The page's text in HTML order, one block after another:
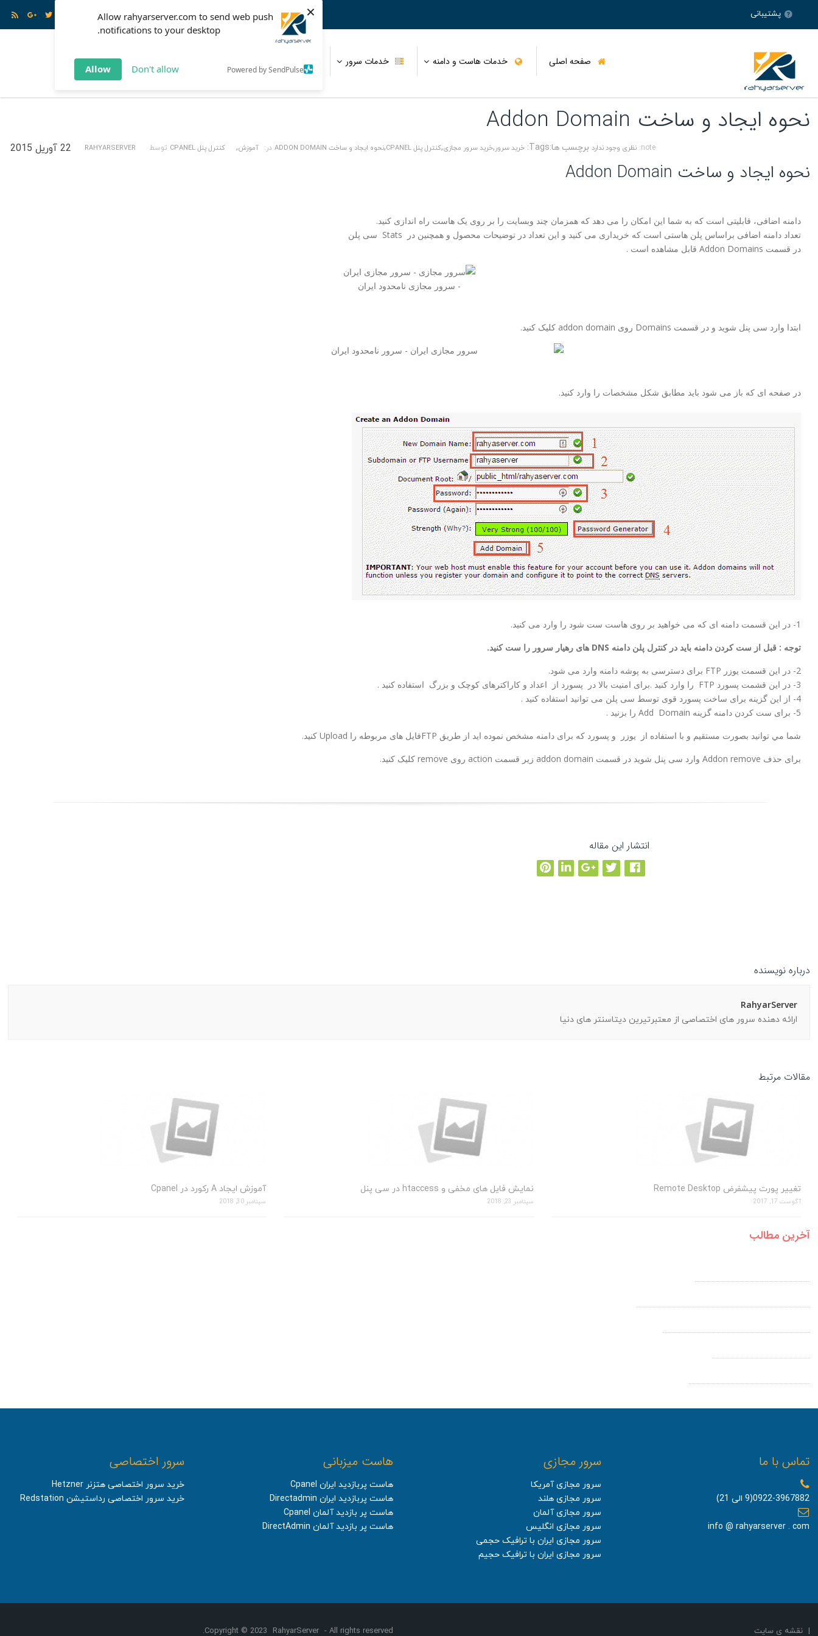
Allow rahyarserver.com to send web push
notifications to your desktop.
Powered by SendPulse
Don't allow
Allow
× ورود پشتیبانی
صفحه اصلی خدمات هاست و دامنه
هاست ایران Directadmin – پربازدید
هاست آلمان Cpanel -پربازدید
خدمات سرور
سرور مجازی انگلیس
سرور مجازی آلمان
سرور مجازی آمریکا
Redstation
نحوه ایجاد و ساخت Addon Domain
22 آوریل 2015 توسط RAHYARSERVER در: آموزش, کنترل پنل CPANEL برچسب ها:Tags: خرید سرور ,خرید سرور مجازی,کنترل پنل CPANEL ,نحوه ایجاد و ساخت ADDON DOMAIN note: نظری وجود ندارد
نحوه ایجاد و ساخت Addon Domain
دامنه اضافی، قابلیتی است که به شما این امکان را می دهد که همزمان چند وبسایت را بر روی یک هاست راه اندازی کنید.
تعداد دامنه اضافی براساس پلن هاستی است که خریداری می کنید و این تعداد در توضیحات محصول و همچنین در Stats سی پلن
در قسمت Addon Domains قابل مشاهده است .
ابتدا وارد سی پنل شوید و در قسمت Domains روی addon domain کلیک کنید.
در صفحه ای که باز می شود باید مطابق شکل مشخصات را وارد کنید.
1- در این قسمت دامنه ای که می خواهید بر روی هاست ست شود را وارد می کنید.
توجه : قبل از ست کردن دامنه باید در کنترل پلن دامنه DNS های رهیار سرور را ست کنید.
2- در این قسمت یوزر FTP برای دسترسی به پوشه دامنه وارد می شود.
3- در این قشمت پسورد FTP را وارد کنید .برای امنیت بالا در پسورد از اعداد و کاراکترهای کوچک و بزرگ استفاده کنید .
4- از این گزینه برای ساخت پسورد قوی توسط سی پلن می توانید استفاده کنید .
5- برای ست کردن دامنه گزینه Add Domain را بزنید .
شما مي توانيد بصورت مستقيم و با استفاده از یوزر و پسورد كه برای دامنه مشخص نموده ايد از طريق FTP
فايل های مربوطه را Upload كنيد.
برای حذف Addon remove وارد سی پنل شوید در قسمت addon domain زیر قسمت action روی remove کلیک کنید.
انتشار این مقاله
درباره نویسنده
RahyarServer
ارائه دهنده سرور های اختصاصی از معتبرتیرین دیتاسنتر های دنیا
مقالات مرتبط
آموزش ایجاد A رکورد در Cpanel
سپتامبر 30, 2018
نمایش فایل های مخفی و htaccess در سی پنل
سپتامبر 23, 2018
تغییر پورت پیشفرض Remote Desktop
آگوست 17, 2017
آخرین مطالب
سرور اختصاصی
خرید سرور اختصاصی هتزنر Hetzner
خرید سرور اختصاصی رداستیشن Redstation
هاست میزبانی
هاست پربازدید ایران Cpanel
هاست پربازدید ایران Directadmin
هاست پر بازدید آلمان Cpanel
هاست پر بازدید آلمان DirectAdmin
سرور مجازی
سرور مجازی آمریکا
سرور مجازی هلند
سرور مجازی آلمان
سرور مجازی انگلیس
سرور مجازی ایران با ترافیک حجمی
سرور مجازی ایران با ترافیک حجیم
تماس با ما
0922-3967882(9 الی 21)
info @ rahyarserver . com
Copyright © 2023 RahyarServer - All rights reserved. | نقشه ی سایت